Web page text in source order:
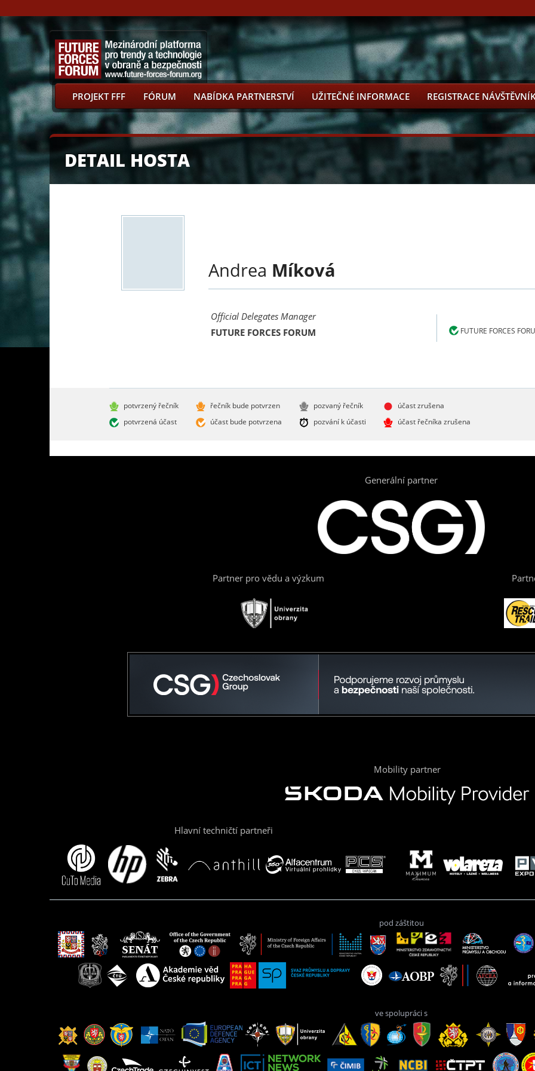
PROJEKT FFF FÓRUM NABÍDKA PARTNERSTVÍ UŽITEČNÉ INFORMACE REGISTRACE
DETAIL HOSTA
Andrea Míková
FUTURE FORCES
Official Delegates Manager
FUTURE FORCES FORUM
potvrzený řečník
potvrzená účast
řečník bude potvrzen
účast bude potvrzena
pozvaný řečník
pozvání k účasti
účast zrušena
účast řečníka zrušena
Generální partner
Partner pro vědu a výzkum
Mobility partner
Hlavní techničtí partneři
pod záštitou
ve spolupráci s